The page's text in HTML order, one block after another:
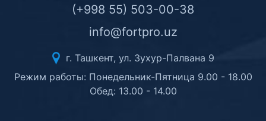
(+998 55) 503-00-38
info@fortpro.uz
г. Ташкент, ул. Зухур-Палвана 9
Режим работы: Понедельник-Пятница 9.00 - 18.00
Обед: 13.00 - 14.00